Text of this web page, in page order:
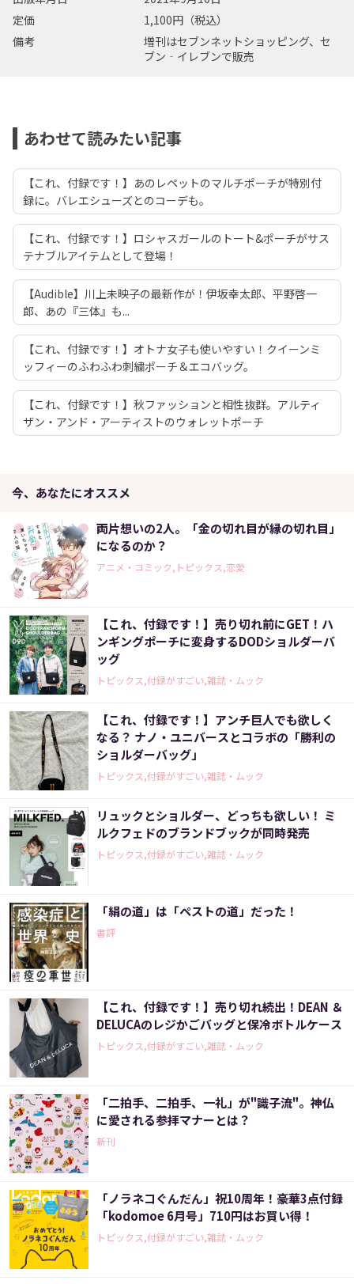
定価
1,100円（税込）
備考
増刊はセブンネットショッピング、セ
ブン‐イレブンで販売
あわせて読みたい記事
【これ、付録です！】あのレペットのマルチポーチが特別付
録に。バレエシューズとのコーデも。
【これ、付録です！】ロシャスガールのトート&ポーチがサス
テナブルアイテムとして登場！
【Audible】川上未映子の最新作が！伊坂幸太郎、平野啓一
郎、あの『三体』も...
【これ、付録です！】オトナ女子も使いやすい！クイーンミ
ッフィーのふわふわ刺繍ポーチ＆エコバッグ。
【これ、付録です！】秋ファッションと相性抜群。アルティ
ザン・アンド・アーティストのウォレットポーチ
今、あなたにオススメ
両片想いの2人。「金の切れ目が縁の切れ目」
になるのか？
アニメ・コミック,トピックス,恋愛
【これ、付録です！】売り切れ前にGET！ハ
ンギングポーチに変身するDODショルダーバ
ッグ
トピックス,付録がすごい,雑誌・ムック
【これ、付録です！】アンチ巨人でも欲しく
なる？ ナノ・ユニバースとコラボの「勝利の
ショルダーバッグ」
トピックス,付録がすごい,雑誌・ムック
リュックとショルダー、どっちも欲しい！ ミ
ルクフェドのブランドブックが同時発売
トピックス,付録がすごい,雑誌・ムック
「絹の道」は「ペストの道」だった！
書評
【これ、付録です！】売り切れ続出！DEAN ＆
DELUCAのレジかごバッグと保冷ボトルケース
トピックス,付録がすごい,雑誌・ムック
「二拍手、二拍手、一礼」が"識子流"。神仏
に愛される参拝マナーとは？
新刊
「ノラネコぐんだん」祝10周年！豪華3点付録
「kodomoe 6月号」710円はお買い得！
トピックス,付録がすごい,雑誌・ムック